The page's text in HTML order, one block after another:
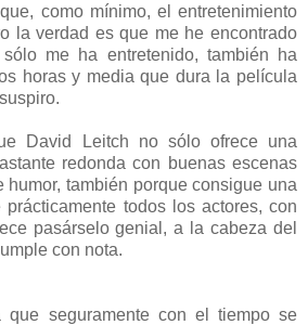
como mínimo, el entretenimiento
la verdad es que me he encontrado
me ha entretenido, también ha
horas y media que dura la película
David Leitch no sólo ofrece una
redonda con buenas escenas
humor, también porque consigue una
todos los actores, con
pasárselo genial, a la cabeza del
con nota.
que seguramente con el tiempo se